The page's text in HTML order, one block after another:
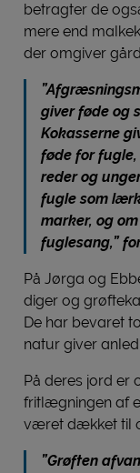
betragter de
mere end
der omgiver
giver føde og
Kokasserne
føde for
reder og
fugle som
marker, og
fuglesang,”
På Jørga og
diger og
De har bevaret
natur giver
På deres jord er
fritlægningen af
været dækket til
”Grøften